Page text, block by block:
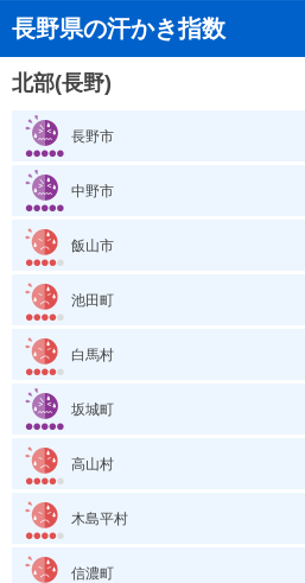
長野県の汗かき指数
北部(長野)
長野市
中野市
飯山市
池田町
白馬村
坂城町
高山村
木島平村
信濃町